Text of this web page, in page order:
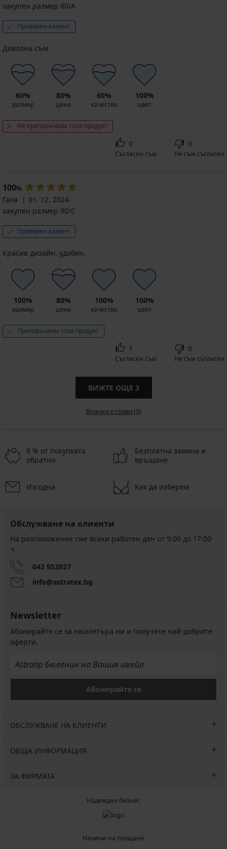
закупен размер 80/A
Проверен клиент
Доволна съм
60%
размер
80%
цена
60%
качество
100%
цвят
Не препоръчвам този продукт
0
Съгласен съм
0
Не съм съгласен
100%
Галя
01. 12. 2024
закупен размер 90/C
Проверен клиент
Красив дизайн, удобен.
100%
размер
80%
цена
100%
качество
100%
цвят
Препоръчвам този продукт
1
Съгласен съм
0
Не съм съгласен
ВИЖТЕ ОЩЕ 3
Всички отзиви (9)
8 % от покупката
обратно
Безплатна замяна и
връщане
Изгодна Как да изберем
Обслужване на клиенти
На разположение сме всеки работен ден от 9:00 до 17:00
ч
042 952927
info@astratex.bg
Newsletter
Абонирайте се за нюзлетъра ни и получете най-добрите
оферти.
Абонирайте се
ОБСЛУЖВАНЕ НА КЛИЕНТИ
ОБЩА ИНФОРМАЦИЯ
ЗА ФИРМАТА
Надежден бизнес
Начини на плащане